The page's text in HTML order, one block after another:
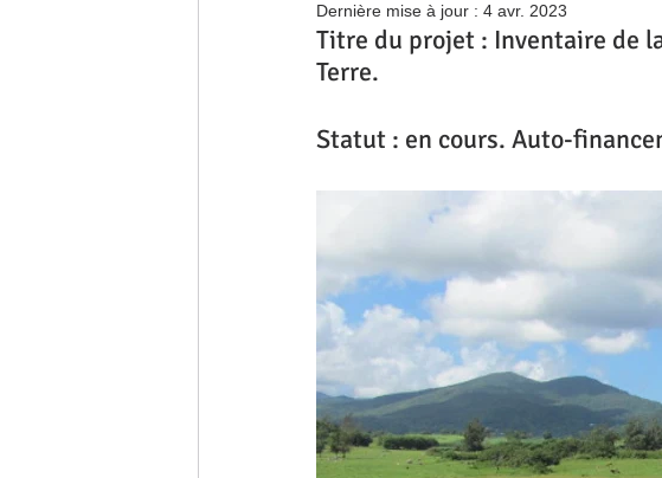
Dernière mise à jour : 4 avr. 2023
Titre du projet : Inventaire de
Terre.
Statut : en cours. Auto-